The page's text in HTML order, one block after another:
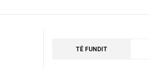
TË FUNDIT